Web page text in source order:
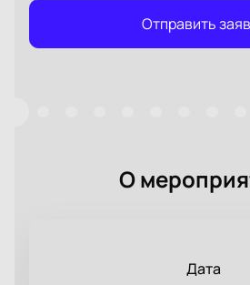
Отправить
О
Дата